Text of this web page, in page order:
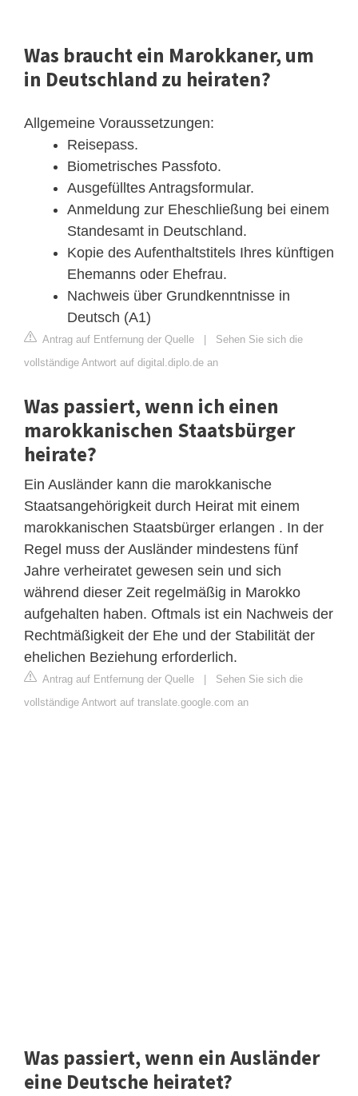
Was braucht ein Marokkaner, um
in Deutschland zu heiraten?
Allgemeine Voraussetzungen:
Reisepass.
Biometrisches Passfoto.
Ausgefülltes Antragsformular.
Anmeldung zur Eheschließung bei einem
Standesamt in Deutschland.
Kopie des Aufenthaltstitels Ihres künftigen
Ehemanns oder Ehefrau.
Nachweis über Grundkenntnisse in
Deutsch (A1)
Antrag auf Entfernung der Quelle
Sehen Sie sich die
vollständige Antwort auf digital.diplo.de an
Was passiert, wenn ich einen
marokkanischen Staatsbürger
heirate?
Ein Ausländer kann die marokkanische
Staatsangehörigkeit durch Heirat mit einem
marokkanischen Staatsbürger erlangen . In der
Regel muss der Ausländer mindestens fünf
Jahre verheiratet gewesen sein und sich
während dieser Zeit regelmäßig in Marokko
aufgehalten haben. Oftmals ist ein Nachweis der
Rechtmäßigkeit der Ehe und der Stabilität der
ehelichen Beziehung erforderlich.
Antrag auf Entfernung der Quelle
Sehen Sie sich die
vollständige Antwort auf translate.google.com an
Was passiert, wenn ein Ausländer
eine Deutsche heiratet?